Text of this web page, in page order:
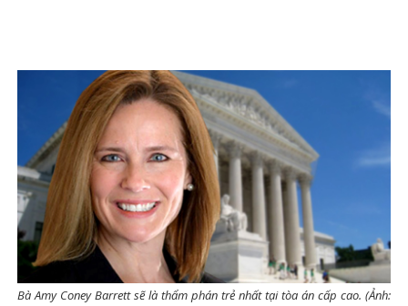
Bà Amy Coney Barrett sẽ là thẩm phán trẻ nhất tại tòa án cấp cao. (Ảnh: